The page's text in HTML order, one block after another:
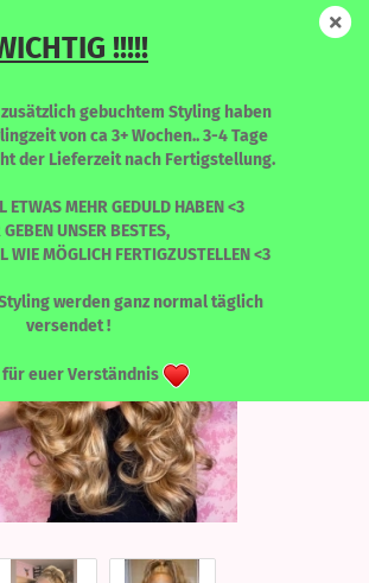
!!!!!
gebuchtem Styling haben
von ca 3+ Wochen.. 3-4 Tage
der Lieferzeit nach Fertigstellung.
ETWAS MEHR GEDULD HABEN <3
UNSER BESTES,
WIE MÖGLICH FERTIGZUSTELLEN <3
werden ganz normal täglich
versendet !
für euer Verständnis
BLOCK